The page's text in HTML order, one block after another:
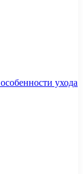
ухода